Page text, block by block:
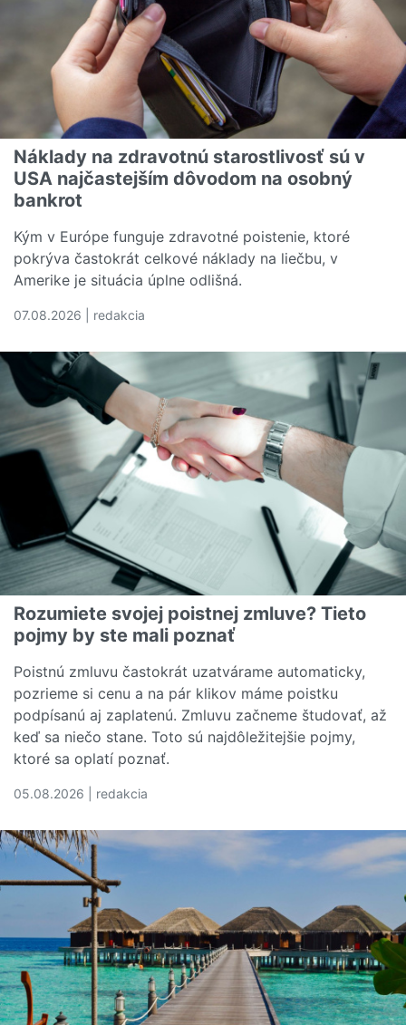
Náklady na zdravotnú starostlivosť sú v
USA najčastejším dôvodom na osobný
bankrot
Kým v Európe funguje zdravotné poistenie, ktoré
pokrýva častokrát celkové náklady na liečbu, v
Amerike je situácia úplne odlišná.
07.08.2026 | redakcia
Rozumiete svojej poistnej zmluve? Tieto
pojmy by ste mali poznať
Poistnú zmluvu častokrát uzatvárame automaticky,
pozrieme si cenu a na pár klikov máme poistku
podpísanú aj zaplatenú. Zmluvu začneme študovať, až
keď sa niečo stane. Toto sú najdôležitejšie pojmy,
ktoré sa oplatí poznať.
05.08.2026 | redakcia